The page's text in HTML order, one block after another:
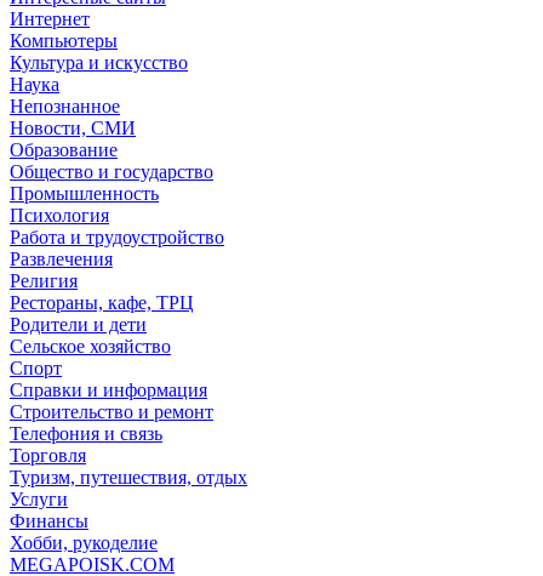
Интернет
Компьютеры
Культура и искусство
Наука
Непознанное
Новости, СМИ
Образование
Общество и государство
Промышленность
Психология
Работа и трудоустройство
Развлечения
Религия
Рестораны, кафе, ТРЦ
Родители и дети
Сельское хозяйство
Спорт
Справки и информация
Строительство и ремонт
Телефония и связь
Торговля
Туризм, путешествия, отдых
Услуги
Финансы
Хобби, рукоделие
MEGAPOISK.COM